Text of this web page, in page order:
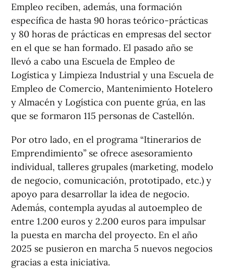
Empleo reciben, además, una formación
específica de hasta 90 horas teórico-prácticas
y 80 horas de prácticas en empresas del sector
en el que se han formado. El pasado año se
llevó a cabo una Escuela de Empleo de
Logística y Limpieza Industrial y una Escuela de
Empleo de Comercio, Mantenimiento Hotelero
y Almacén y Logística con puente grúa, en las
que se formaron 115 personas de Castellón.
Por otro lado, en el programa “Itinerarios de
Emprendimiento” se ofrece asesoramiento
individual, talleres grupales (marketing, modelo
de negocio, comunicación, prototipado, etc.) y
apoyo para desarrollar la idea de negocio.
Además, contempla ayudas al autoempleo de
entre 1.200 euros y 2.200 euros para impulsar
la puesta en marcha del proyecto. En el año
2025 se pusieron en marcha 5 nuevos negocios
gracias a esta iniciativa.